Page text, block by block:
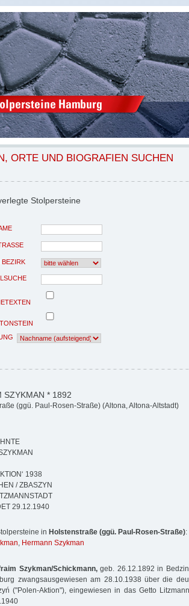
ORTE UND BIOGRAFIEN SUCHEN
Stolpersteine
BEZIRK
SZYKMAN * 1892
(ggü. Paul-Rosen-Straße) (Altona, Altona-Altstadt)
1938
/ ZBASZYN
29.12.1940
in Holstenstraße (ggü. Paul-Rosen-Straße):
, Hermann Szykman
Szykman/Schickmann,geb. 26.12.1892 in
zwangsausgewiesen am 28.10.1938 über die
("Polen-Aktion"), eingewiesen in das Getto